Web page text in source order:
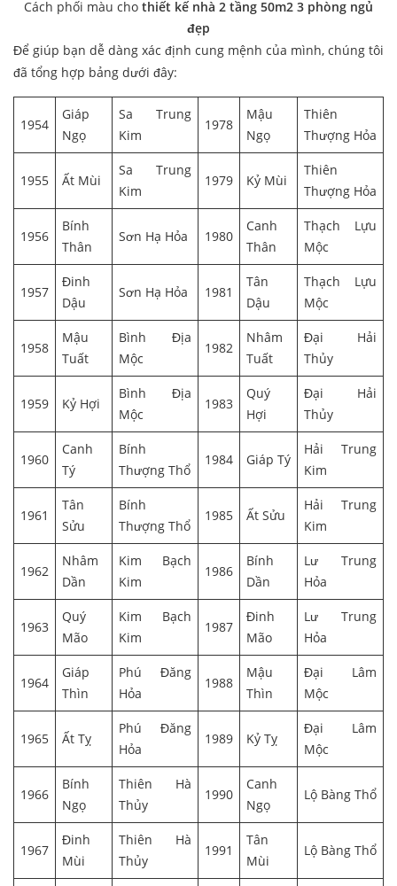
Cách phối màu cho thiết kế nhà 2 tầng 50m2 3 phòng ngủ
đẹp
Để giúp bạn dễ dàng xác định cung mệnh của mình, chúng tôi
đã tổng hợp bảng dưới đây:
1954
Giáp
Ngọ
Sa Trung
Kim
1978
Mậu
Ngọ
Thiên
Thượng Hỏa
1955 Ất Mùi
Sa Trung
Kim
1979 Kỷ Mùi
Thiên
Thượng Hỏa
1956
Bính
Thân
Sơn Hạ Hỏa 1980
Canh
Thân
Thạch Lựu
Mộc
1957
Đinh
Dậu
Sơn Hạ Hỏa 1981
Tân
Dậu
Thạch Lựu
Mộc
1958
Mậu
Tuất
Bình Địa
Mộc
1982
Nhâm
Tuất
Đại Hải
Thủy
1959 Kỷ Hợi
Bình Địa
Mộc
1983
Quý
Hợi
Đại Hải
Thủy
1960
Canh
Tý
Bính
Thượng Thổ
1984 Giáp Tý
Hải Trung
Kim
1961
Tân
Sửu
Bính
Thượng Thổ
1985 Ất Sửu
Hải Trung
Kim
1962
Nhâm
Dần
Kim Bạch
Kim
1986
Bính
Dần
Lư Trung
Hỏa
1963
Quý
Mão
Kim Bạch
Kim
1987
Đinh
Mão
Lư Trung
Hỏa
1964
Giáp
Thìn
Phú Đăng
Hỏa
1988
Mậu
Thìn
Đại Lâm
Mộc
1965 Ất Tỵ
Phú Đăng
Hỏa
1989 Kỷ Tỵ
Đại Lâm
Mộc
1966
Bính
Ngọ
Thiên Hà
Thủy
1990
Canh
Ngọ
Lộ Bàng Thổ
1967
Đinh
Mùi
Thiên Hà
Thủy
1991
Tân
Mùi
Lộ Bàng Thổ